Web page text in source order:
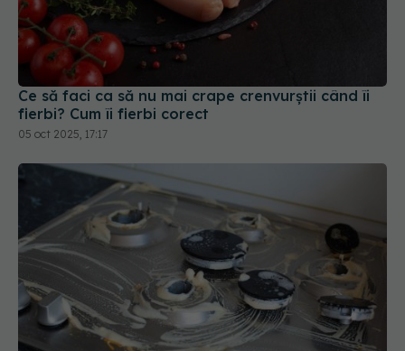
Ce să faci ca să nu mai crape crenvurștii când îi
fierbi? Cum îi fierbi corect
05 oct 2025, 17:17